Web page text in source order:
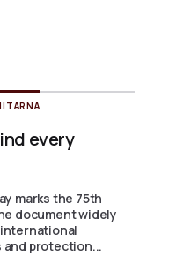
every
marks the 75th
document widely
protection...